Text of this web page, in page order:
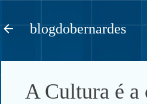
blogdobernardes
A Cultura é a